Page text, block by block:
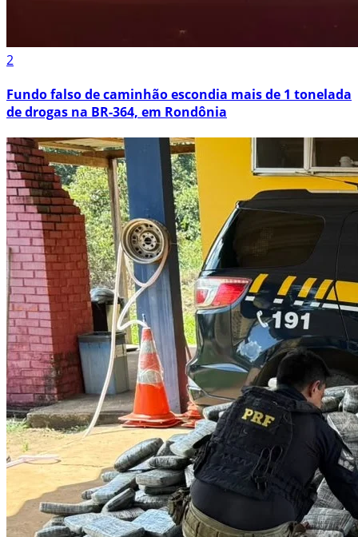
2
Fundo falso de caminhão escondia mais de 1 tonelada
de drogas na BR-364, em Rondônia